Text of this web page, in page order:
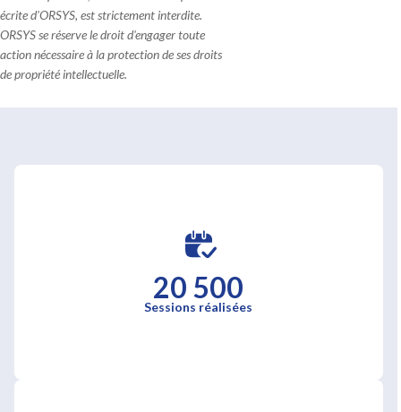
écrite d'ORSYS, est strictement interdite.
ORSYS se réserve le droit d'engager toute
action nécessaire à la protection de ses droits
de propriété intellectuelle.
20 500
Sessions réalisées